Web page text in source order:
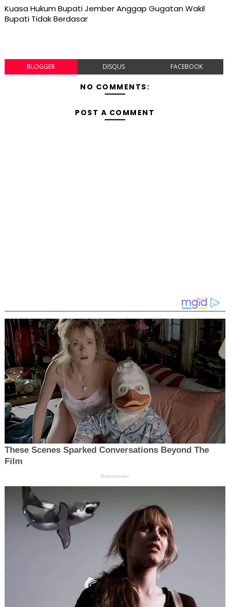
Kuasa Hukum Bupati Jember Anggap Gugatan Wakil
Bupati Tidak Berdasar
BLOGGER DISQUS FACEBOOK
NO COMMENTS:
POST A COMMENT